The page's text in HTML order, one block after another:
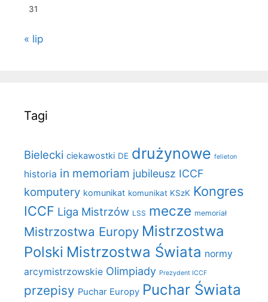
31
« lip
Tagi
Bielecki ciekawostki DE drużynowe felieton
historia in memoriam jubileusz ICCF
komputery komunikat komunikat KSzK Kongres
ICCF Liga Mistrzów LSS mecze memoriał
Mistrzostwa Europy Mistrzostwa
Polski Mistrzostwa Świata normy
arcymistrzowskie Olimpiady Prezydent ICCF
przepisy Puchar Europy Puchar Świata